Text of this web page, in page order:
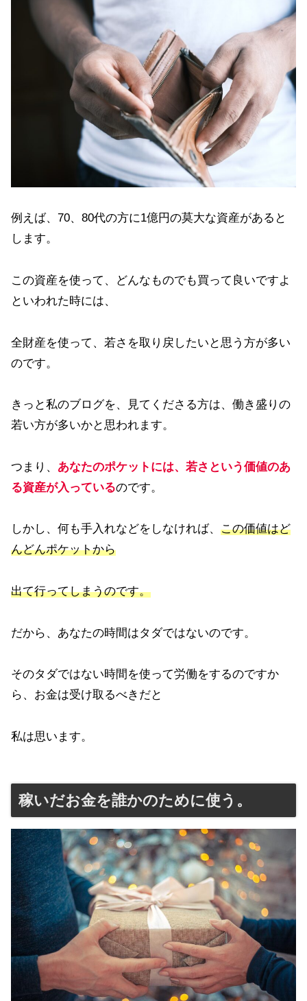
例えば、70、80代の方に1億円の莫大な資産があると
します。
この資産を使って、どんなものでも買って良いですよ
といわれた時には、
全財産を使って、若さを取り戻したいと思う方が多い
のです。
きっと私のブログを、見てくださる方は、働き盛りの
若い方が多いかと思われます。
つまり、 あなたのポケットには、若さという価値のあ
る資産が入っているのです。
しかし、何も手入れなどをしなければ、 この価値はど
んどんポケットから
出て行ってしまうのです。
だから、あなたの時間はタダではないのです。
そのタダではない時間を使って労働をするのですか
ら、お金は受け取るべきだと
私は思います。
稼いだお金を誰かのために使う。